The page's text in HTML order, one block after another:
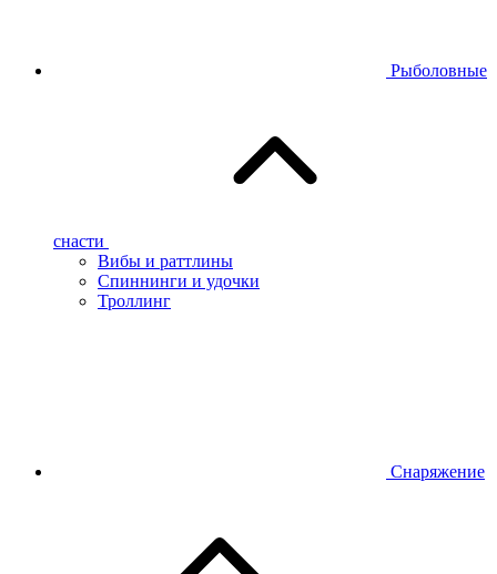
Рыболовные
снасти
Вибы и раттлины
Спиннинги и удочки
Троллинг
Снаряжение